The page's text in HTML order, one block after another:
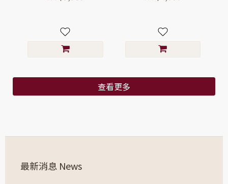
查看更多
最新消息 News